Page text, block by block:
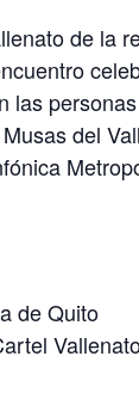
de la
las
del
de Quito